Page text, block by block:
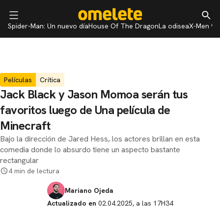
Spider-Man: Un nuevo díaHouse Of The DragonLa odiseaX-Men 97
Películas Crítica
Jack Black y Jason Momoa serán tus
favoritos luego de Una película de
Minecraft
Bajo la dirección de Jared Hess, los actores brillan en esta
comedia donde lo absurdo tiene un aspecto bastante
rectangular
4 min de lectura
Mariano Ojeda
Actualizado en 02.04.2025, a las 17H34